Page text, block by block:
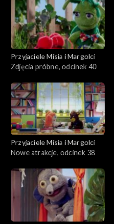
Przyjaciele Misia i Margolci
Zdjęcia próbne, odcinek 40
Przyjaciele Misia i Margolci
Nowe atrakcje, odcinek 38